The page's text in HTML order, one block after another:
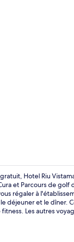
Hotel Riu
et Parcours de golf
régaler à
déjeuner et le
Les autres